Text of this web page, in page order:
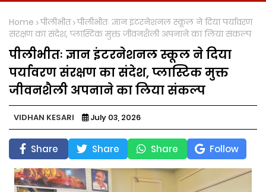
Home पीलीभीत पीलीभीतः ज्ञान इंटरनेशनल स्कूल ने दिया पर्यावरण
संरक्षण का संदेश, प्लास्टिक मुक्त जीवनशैली अपनाने का लिया संकल्प
पीलीभीतः ज्ञान इंटरनेशनल स्कूल ने दिया
पर्यावरण संरक्षण का संदेश, प्लास्टिक मुक्त
जीवनशैली अपनाने का लिया संकल्प
VIDHAN KESARI July 03, 2026
Share Share Share Follow